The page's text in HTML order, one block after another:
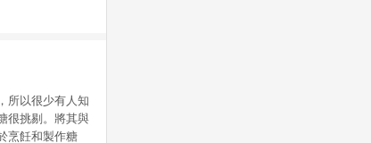
所以很少有人知
很挑剔。將其與
烹飪和製作糖